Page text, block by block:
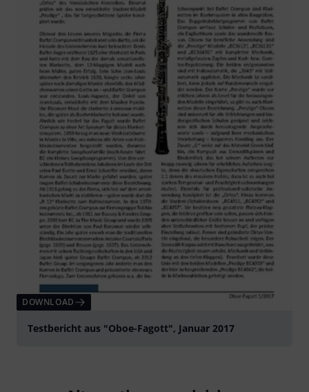
DOWNLOAD
Testbericht aus "Oboe-Fagott", Januar 2017